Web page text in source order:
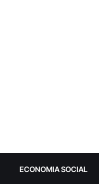
ECONOMIA SOCIAL